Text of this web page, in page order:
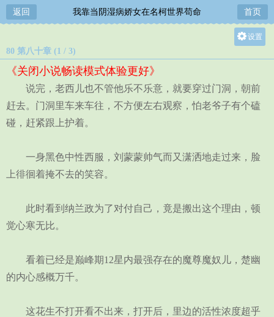
返回 我靠当阴湿病娇女在名柯世界苟命 首页
设置
中
小
80 第八十章 (1 / 3)
《关闭小说畅读模式体验更好》
说完，老西儿也不管他乐不乐意，就要穿过门洞，朝前
赶去。门洞里车来车往，不方便左右观察，怕老爷子有个磕
碰，赶紧跟上护着。
一身黑色中性西服，刘蒙蒙帅气而又潇洒地走过来，脸
上徘徊着掩不去的笑容。
此时看到纳兰政为了对付自己，竟是搬出这个理由，顿
觉心寒无比。
看着已经是巅峰期12星内最强存在的魔尊魔奴儿，楚幽
的内心感概万千。
这花生不打开看不出来，打开后，里边的活性浓度超乎